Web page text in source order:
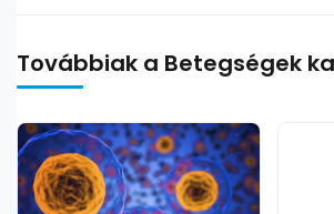
Továbbiak a Betegségek